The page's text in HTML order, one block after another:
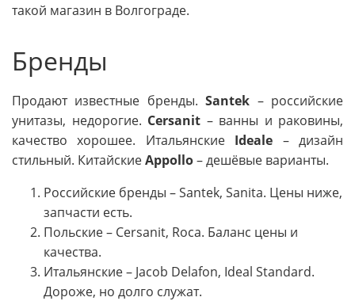
такой магазин в Волгограде.
Бренды
Продают известные бренды.Santek – российские
унитазы, недорогие. Cersanit – ванны и раковины,
качество хорошее. Итальянские Ideale – дизайн
стильный. КитайскиеAppollo– дешёвые варианты.
Российские бренды – Santek, Sanita. Цены ниже,
запчасти есть.
Польские – Cersanit, Roca. Баланс цены и
качества.
Итальянские – Jacob Delafon, Ideal Standard.
Дороже, но долго служат.